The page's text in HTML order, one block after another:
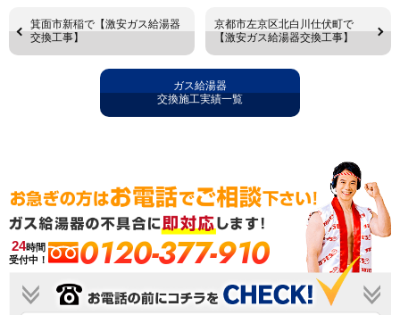
箕面市新稲で【激安ガス給湯器
交換工事】
京都市左京区北白川仕伏町で
【激安ガス給湯器交換工事】
ガス給湯器
交換施工実績一覧
24時間
受付中！
0120-377-910